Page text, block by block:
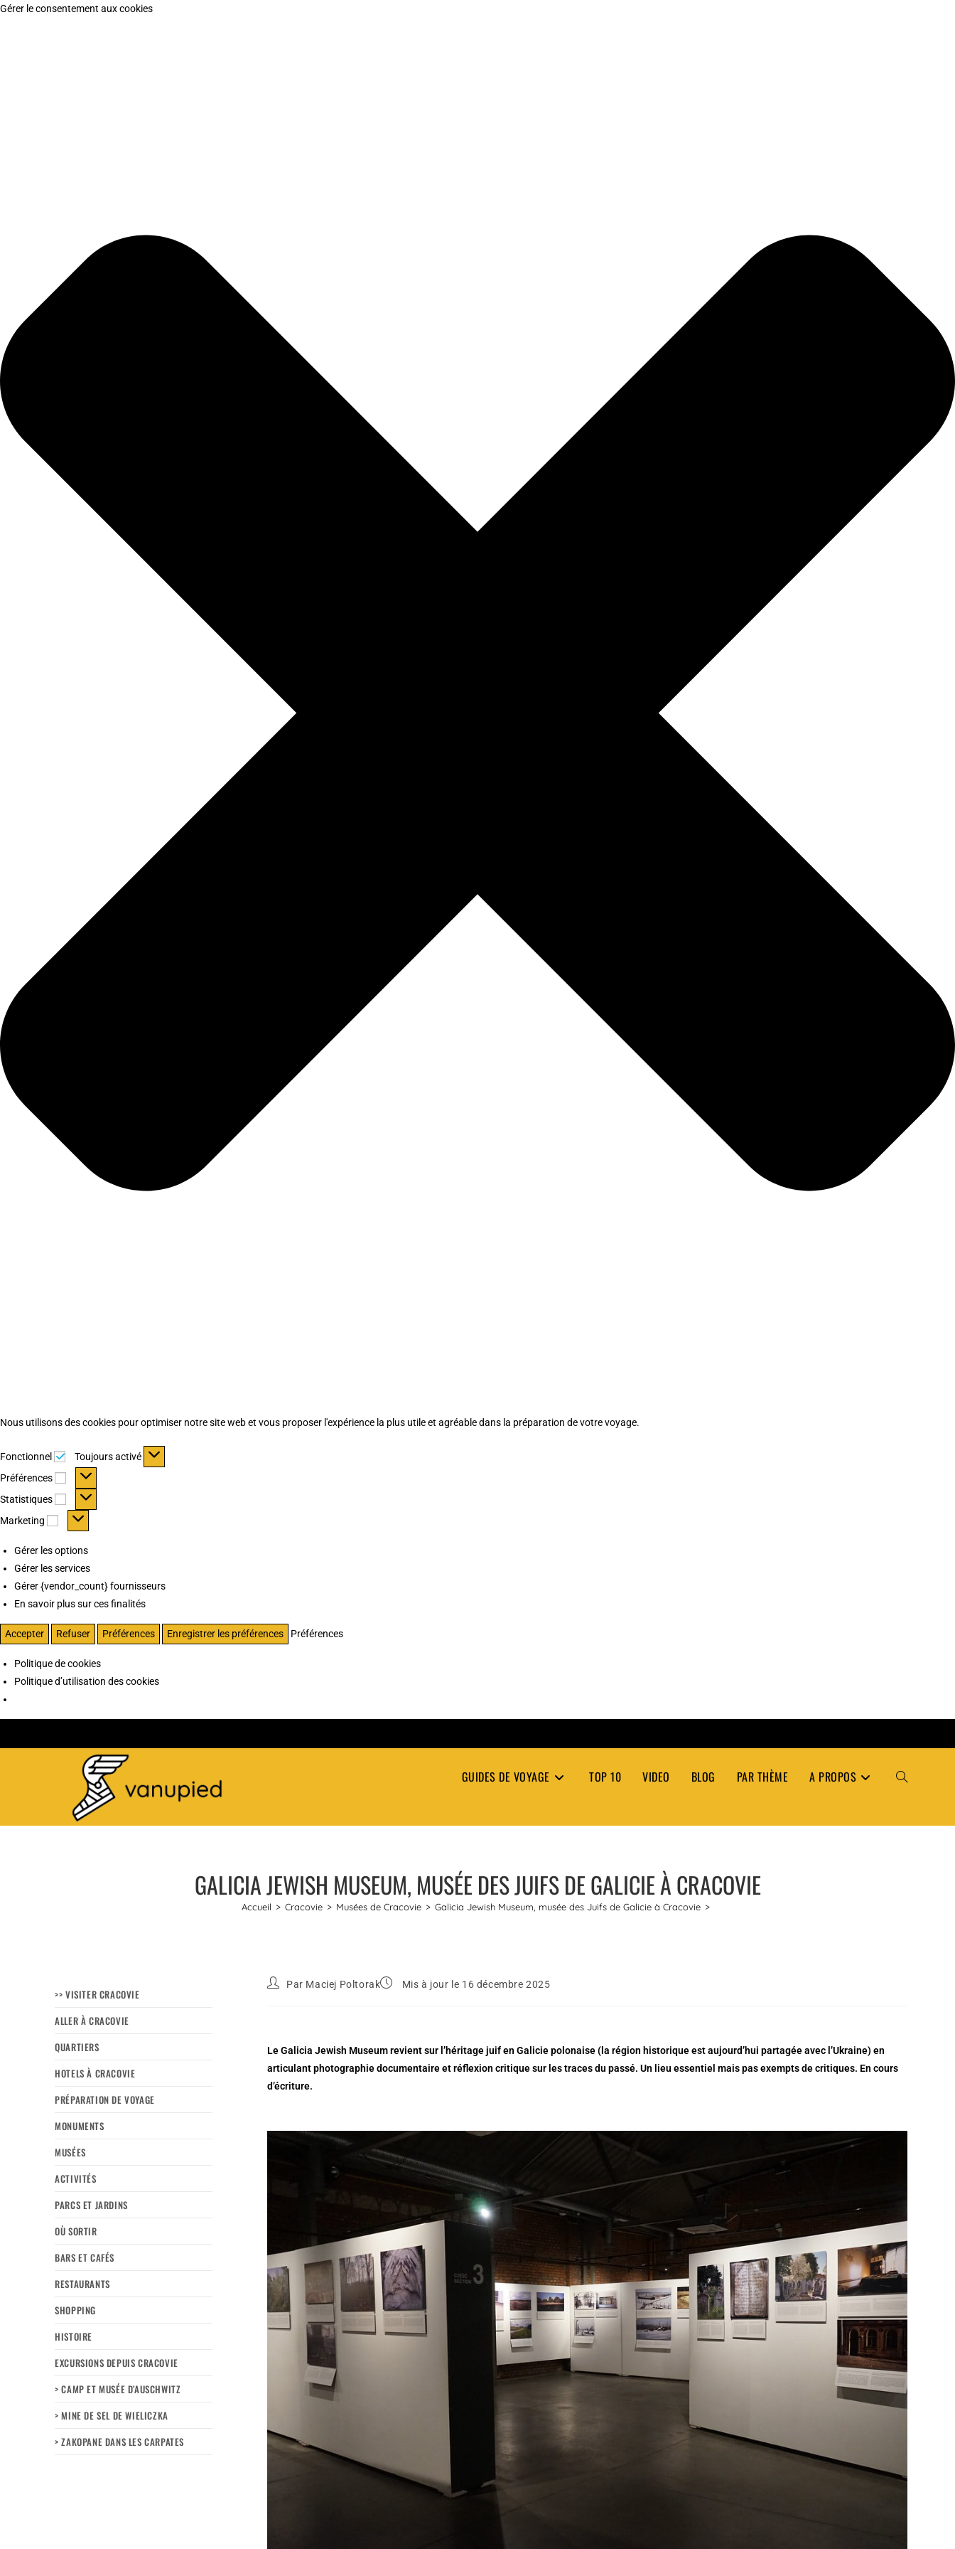
Gérer le consentement aux cookies
Nous utilisons des cookies pour optimiser notre site web et vous proposer l'expérience la plus utile et agréable dans la préparation de votre voyage.
Fonctionnel Fonctionnel
Toujours activé
Préférences
Préférences
Statistiques Statistiques
Marketing Marketing
Gérer les options
Gérer les services
Gérer {vendor_count} fournisseurs
En savoir plus sur ces finalités
Accepter Refuser Préférences Enregistrer les préférences Préférences
Politique de cookies
Politique d’utilisation des cookies
GUIDES DE VOYAGE TOP 10 VIDEO BLOG PAR THÈME A PROPOS TOGGLE
GALICIA JEWISH MUSEUM, MUSÉE DES JUIFS DE GALICIE À CRACOVIE
Accueil > Cracovie > Musées de Cracovie > Galicia Jewish Museum, musée des Juifs de Galicie à Cracovie >
>> VISITER CRACOVIE
ALLER À CRACOVIE
QUARTIERS
HOTELS À CRACOVIE
PRÉPARATION DE VOYAGE
MONUMENTS
MUSÉES
ACTIVITÉS
PARCS ET JARDINS
OÙ SORTIR
BARS ET CAFÉS
RESTAURANTS
SHOPPING
HISTOIRE
EXCURSIONS DEPUIS CRACOVIE
> CAMP ET MUSÉE D’AUSCHWITZ
> MINE DE SEL DE WIELICZKA
> ZAKOPANE DANS LES CARPATES
Par Maciej Poltorak Mis à jour le 16 décembre 2025
Le Galicia Jewish Museum revient sur l’héritage juif en Galiciepolonaise (la région historique est aujourd’huipartagéeavec l’Ukraine) en
articulant photographie documentaire et réflexion critique sur les traces du passé. Un lieu essentiel mais pas exempts de critiques. En cours
d’écriture.